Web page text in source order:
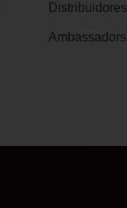
Distribuidores
Ambassadors